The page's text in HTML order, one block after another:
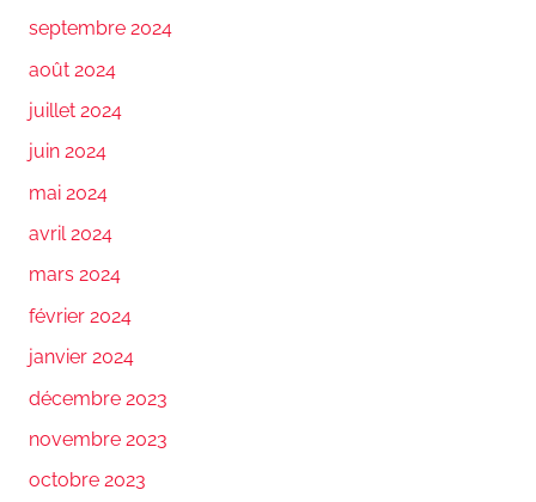
septembre 2024
août 2024
juillet 2024
juin 2024
mai 2024
avril 2024
mars 2024
février 2024
janvier 2024
décembre 2023
novembre 2023
octobre 2023